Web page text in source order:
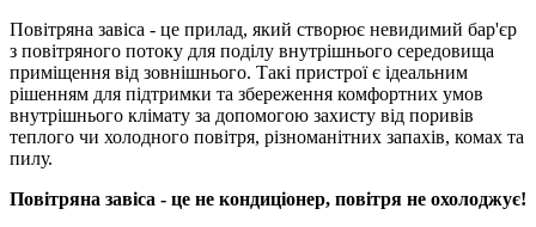
Повітряна завіса - це прилад, який створює невидимий бар'єр
з повітряного потоку для поділу внутрішнього середовища
приміщення від зовнішнього. Такі пристрої є ідеальним
рішенням для підтримки та збереження комфортних умов
внутрішнього клімату за допомогою захисту від поривів
теплого чи холодного повітря, різноманітних запахів, комах та
пилу.
Повітряна завіса - це не кондиціонер, повітря не охолоджує!